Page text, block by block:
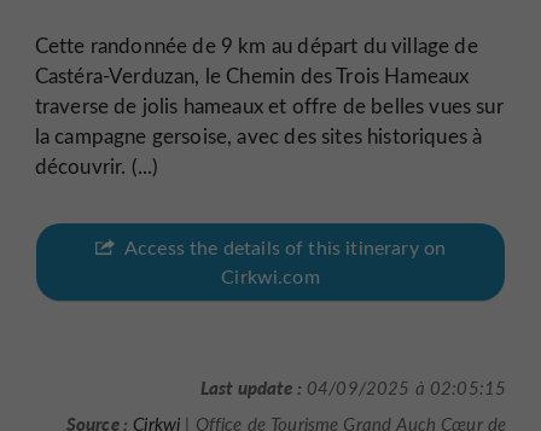
Cette randonnée de 9 km au départ du village de
Castéra-Verduzan, le Chemin des Trois Hameaux
traverse de jolis hameaux et offre de belles vues sur
la campagne gersoise, avec des sites historiques à
découvrir. (...)
Access the details of this itinerary on
Cirkwi.com
Last update : 04/09/2025 à 02:05:15
Source : Cirkwi | Office de Tourisme Grand Auch Cœur de